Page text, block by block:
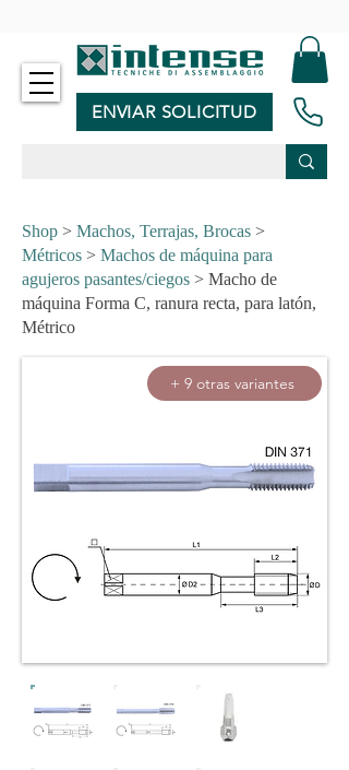
ENVIAR SOLICITUD
Shop > Machos, Terrajas, Brocas >
Métricos > Machos de máquina para
agujeros pasantes/ciegos > Macho de
máquina Forma C, ranura recta, para latón,
Métrico
+ 9 otras variantes